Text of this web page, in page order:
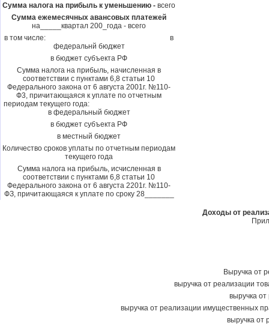
Сумма налога на прибыль к уменьшению - всего
Сумма ежемесячных авансовых платежей
на_____квартал 200_года - всего
в том числе: в
федеральнй бюджет
в бюджет субъекта РФ
Сумма налога на прибыль, начисленная в
соответствии с пунктами 6,8 статьи 10
Федерального закона от 6 августа 2001г. №110-
Ф3, причитающаяся к уплате по отчетным
периодам текущего года:
в федеральный бюджет
в бюджет субъекта РФ
в местный бюджет
Количество сроков уплаты по отчетным периодам
текущего года
Сумма налога на прибыль, исчисленная в
соответствии с пунктами 6,8 статьи 10
Федерального закона от 6 августа 2201г. №110-
ФЗ, причитающаяся к уплате по сроку 28_______
Доходы от
Выручка от
выручка от реализации
выручка от
выручка от реализации имущественных
выручка от